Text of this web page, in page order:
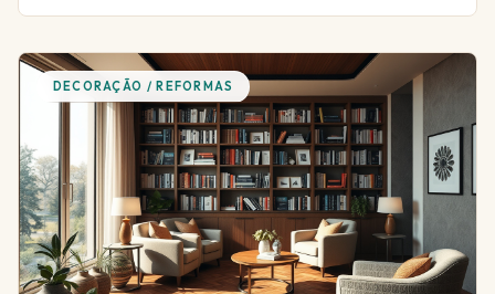
DECORAÇÃO / REFORMAS